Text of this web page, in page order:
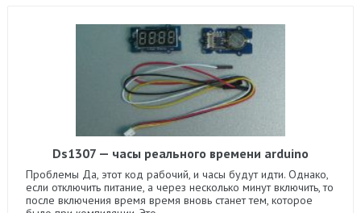
Ds1307 — часы реального времени arduino
Проблемы Да, этот код рабочий, и часы будут идти. Однако,
если отключить питание, а через несколько минут включить, то
после включения время время вновь станет тем, которое